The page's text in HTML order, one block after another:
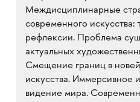
Междисциплинарные
современного искусства:
рефлексии. Проблема
актуальных
Смещение границ в
искусства. Иммерсивное
видение мира.